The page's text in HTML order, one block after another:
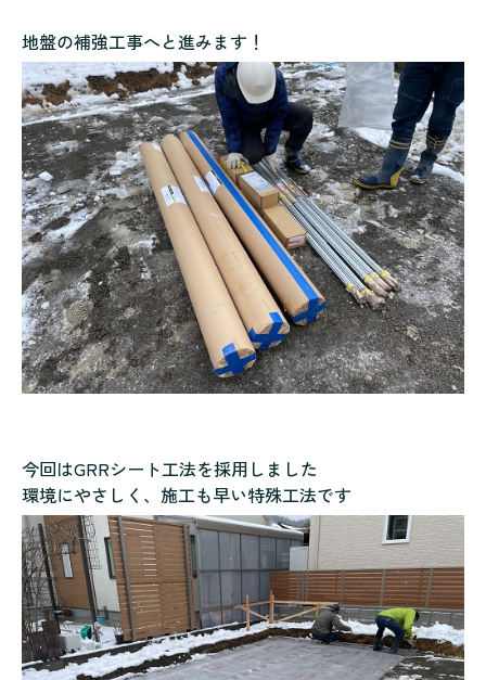
地盤の補強工事へと進みます！
今回はGRRシート工法を採用しました
環境にやさしく、施工も早い特殊工法です